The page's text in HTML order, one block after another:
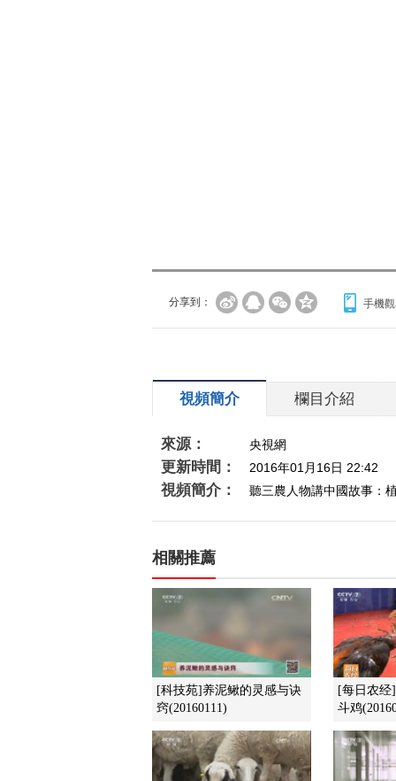
分享到： 手機
視頻簡介 欄目介紹
來源： 央視網
更新時間： 2016年01月16日 22:42
視頻簡介： 聽三農人物講中國故事：
相關推薦
[科技苑]养泥鳅的灵感与诀
窍(20160111)
[每日农经
斗鸡